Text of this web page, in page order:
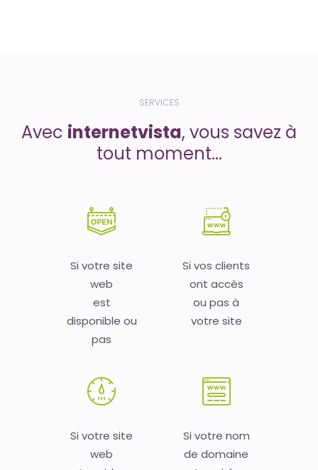
SERVICES
Avec internetvista, vous savez à
tout moment...
Si votre site
web
est
disponible ou
pas
Si vos clients
ont accès
ou pas à
votre site
Si votre site
web
Si votre nom
de domaine